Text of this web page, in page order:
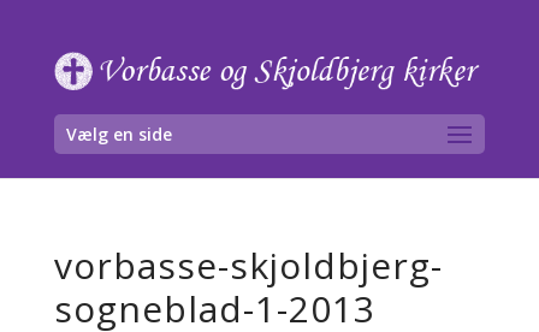
Vælg en side
vorbasse-skjoldbjerg-
sogneblad-1-2013